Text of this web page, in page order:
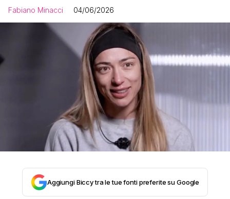
Fabiano Minacci 04/06/2026
Aggiungi Biccy tra le tue fonti preferite su Google